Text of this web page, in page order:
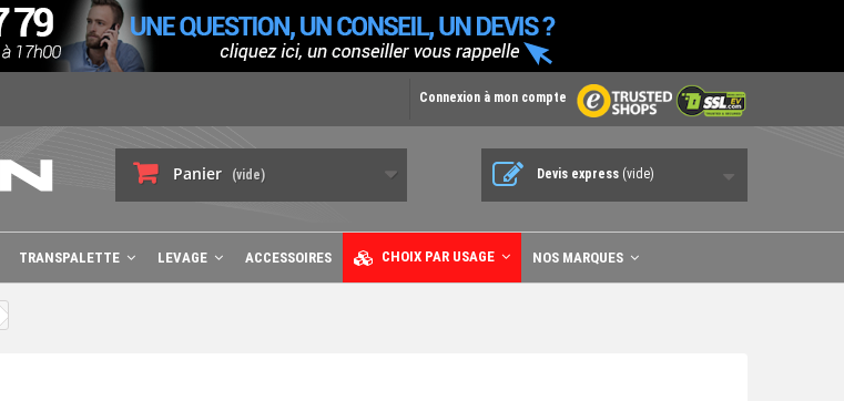
Connexion à mon compte
Panier (vide) Devis express (vide)
TRANSPALETTE LEVAGE ACCESSOIRES CHOIX PAR USAGE NOS MARQUES